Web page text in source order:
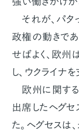
それが、パタ
政権の動きで
せばよく、欧
し、ウクライナ
欧州に関する
出席したヘグ
た。ヘグセスは